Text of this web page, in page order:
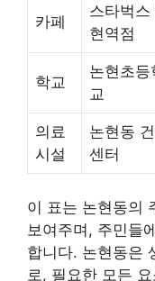
카페
스타벅스
현역점
학교
논현초등
교
의료
시설
논현동
센터
이 표는 논현동의
보여주며, 주민들
합니다. 논현동은
로, 필요한 모든